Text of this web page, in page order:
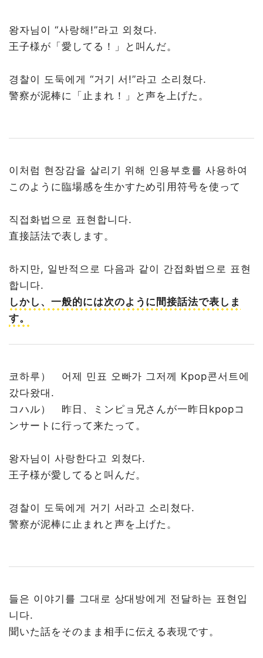
왕자님이 “사랑해!”라고 외쳤다.
王子様が「愛してる！」と叫んだ。
경찰이 도둑에게 “거기 서!”라고 소리쳤다.
警察が泥棒に「止まれ！」と声を上げた。
이처럼 현장감을 살리기 위해 인용부호를 사용하여
このように臨場感を生かすため引用符号を使って
직접화법으로 표현합니다.
直接話法で表します。
하지만, 일반적으로 다음과 같이 간접화법으로 표현
합니다.
しかし、一般的には次のように間接話法で表しま
す。
코하루） 어제 민표 오빠가 그저께 Kpop콘서트에
갔다왔대.
コハル） 昨日、ミンピョ兄さんが一昨日kpopコ
ンサートに行って来たって。
왕자님이 사랑한다고 외쳤다.
王子様が愛してると叫んだ。
경찰이 도둑에게 거기 서라고 소리쳤다.
警察が泥棒に止まれと声を上げた。
들은 이야기를 그대로 상대방에게 전달하는 표현입
니다.
聞いた話をそのまま相手に伝える表現です。